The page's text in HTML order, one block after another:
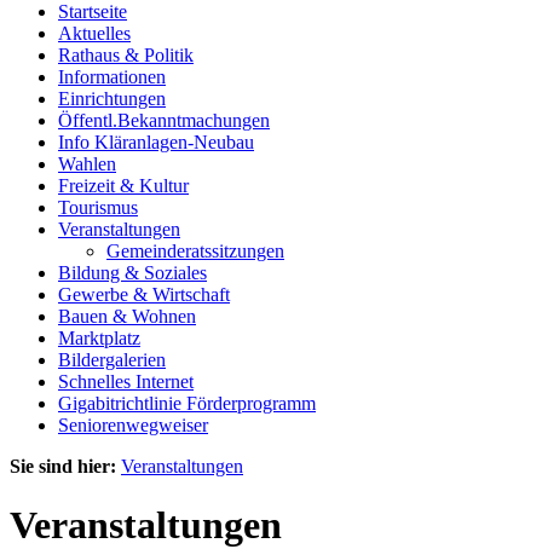
Startseite
Aktuelles
Rathaus & Politik
Informationen
Einrichtungen
Öffentl.Bekanntmachungen
Info Kläranlagen-Neubau
Wahlen
Freizeit & Kultur
Tourismus
Veranstaltungen
Gemeinderatssitzungen
Bildung & Soziales
Gewerbe & Wirtschaft
Bauen & Wohnen
Marktplatz
Bildergalerien
Schnelles Internet
Gigabitrichtlinie Förderprogramm
Seniorenwegweiser
Sie sind hier: Veranstaltungen
Veranstaltungen